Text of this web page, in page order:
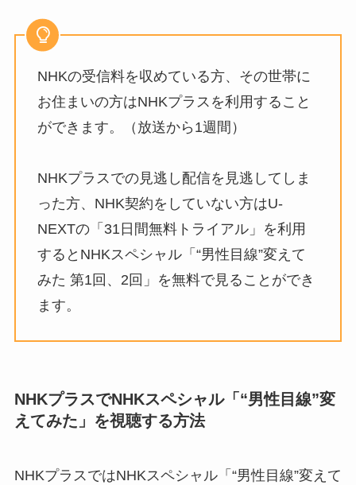
NHKの受信料を収めている方、その世帯に
お住まいの方はNHKプラスを利用すること
ができます。（放送から1週間）
NHKプラスでの見逃し配信を見逃してしま
った方、NHK契約をしていない方はU-
NEXTの「31日間無料トライアル」を利用
するとNHKスペシャル「“男性目線”変えて
みた 第1回、2回」を無料で見ることができ
ます。
NHKプラスでNHKスペシャル「“男性目線”変
えてみた」を視聴する方法
NHKプラスではNHKスペシャル「“男性目線”変えて